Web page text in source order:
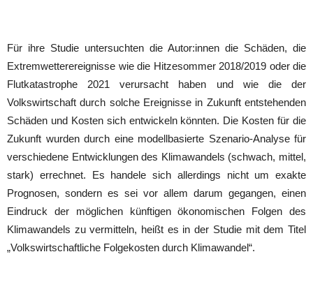
Für ihre Studie untersuchten die Autor:innen die Schäden, die
Extremwetterereignisse wie die Hitzesommer 2018/2019 oder die
Flutkatastrophe 2021 verursacht haben und wie die der
Volkswirtschaft durch solche Ereignisse in Zukunft entstehenden
Schäden und Kosten sich entwickeln könnten. Die Kosten für die
Zukunft wurden durch eine modellbasierte Szenario-Analyse für
verschiedene Entwicklungen des Klimawandels (schwach, mittel,
stark) errechnet. Es handele sich allerdings nicht um exakte
Prognosen, sondern es sei vor allem darum gegangen, einen
Eindruck der möglichen künftigen ökonomischen Folgen des
Klimawandels zu vermitteln, heißt es in der Studie mit dem Titel
„Volkswirtschaftliche Folgekosten durch Klimawandel“.